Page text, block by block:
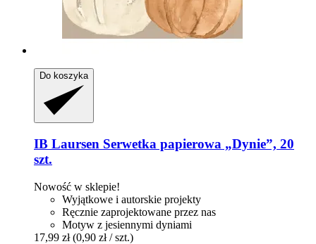
Do koszyka
IB Laursen Serwetka papierowa „Dynie”, 20
szt.
Nowość w sklepie!
Wyjątkowe i autorskie projekty
Ręcznie zaprojektowane przez nas
Motyw z jesiennymi dyniami
17,99 zł (0,90 zł / szt.)